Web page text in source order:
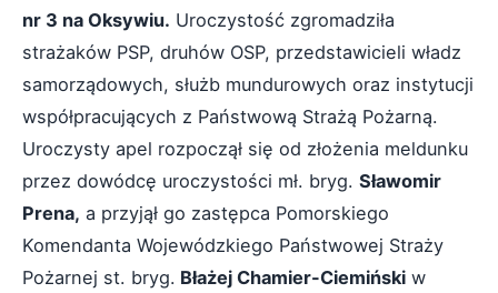
nr 3 na Oksywiu. Uroczystość zgromadziła
strażaków PSP, druhów OSP, przedstawicieli władz
samorządowych, służb mundurowych oraz instytucji
współpracujących z Państwową Strażą Pożarną.
Uroczysty apel rozpoczął się od złożenia meldunku
przez dowódcę uroczystości mł. bryg. Sławomir
Prena, a przyjął go zastępca Pomorskiego
Komendanta Wojewódzkiego Państwowej Straży
Pożarnej st. bryg. Błażej Chamier-Ciemiński w